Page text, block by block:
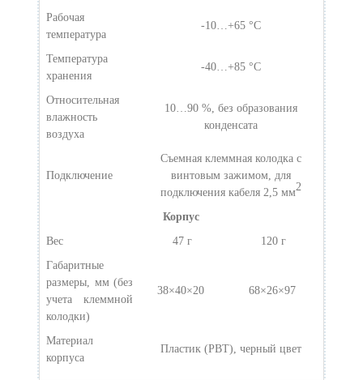
Рабочая
температура
-10…+65 °C
Температура
хранения
-40…+85 °C
Относительная
влажность
воздуха
10…90 %, без образования
конденсата
Подключение
Съемная клеммная колодка с
винтовым зажимом, для
подключения кабеля 2,5 мм2
Корпус
Вес
47 г
120 г
Габаритные
размеры, мм (без
учета клеммной
колодки)
38×40×20 68×26×97
Материал
корпуса
Пластик (PBT), черный цвет